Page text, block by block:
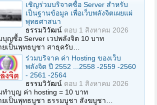
เชิญร่วมบริจาคซื้อ Server สำหรับ
เป็นฐานข้อมูล เพื่อเว็บพลังจิตเผยแผ่
พุทธศาสนา
ธรรมวิวัฒน์ ตอบ 1 สิงหาคม 2026
บุญซื้อ Server เวปพลังจิต 10 บาท
ยเป็นพุทธบูชา สาธุครับ…
ร่วมบริจาค ค่า Hosting ของเว็บ
พลังจิต ปี 2552 ...2558 -2559 -2560
- 2561 -2564
ธรรมวิวัฒน์ ตอบ 1 สิงหาคม 2026
ทำบุญ ค่า hosting = 10 บาท
ยเป็นพุทธบูชา ธรรมบูชา สังฆบูชา…